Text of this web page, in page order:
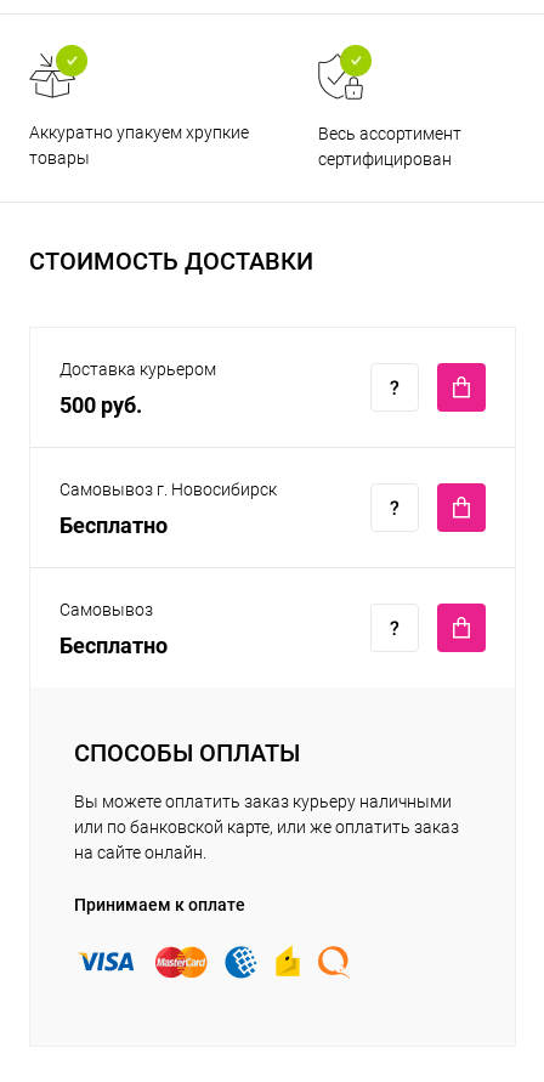
Аккуратно упакуем хрупкие
товары
Весь ассортимент
сертифицирован
СТОИМОСТЬ ДОСТАВКИ
Доставка курьером
500 руб.
Самовывоз г. Новосибирск
Бесплатно
Самовывоз
Бесплатно
СПОСОБЫ ОПЛАТЫ
Вы можете оплатить заказ курьеру наличными
или по банковской карте, или же оплатить заказ
на сайте онлайн.
Принимаем к оплате